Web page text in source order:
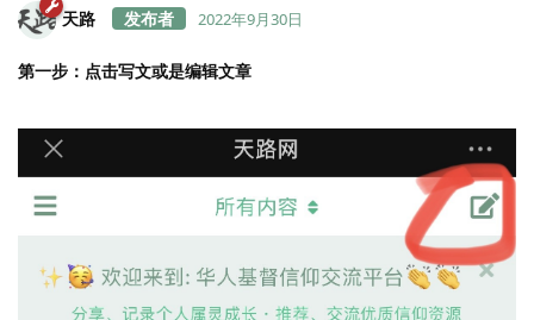
天路 2022年9月30日
第一步：点击写文或是编辑文章